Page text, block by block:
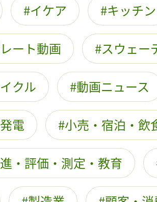
イケア キッチン
ート動画 スウェー
クル 動画ニュース
電 小売・宿泊・飲
・評価・測定・教育